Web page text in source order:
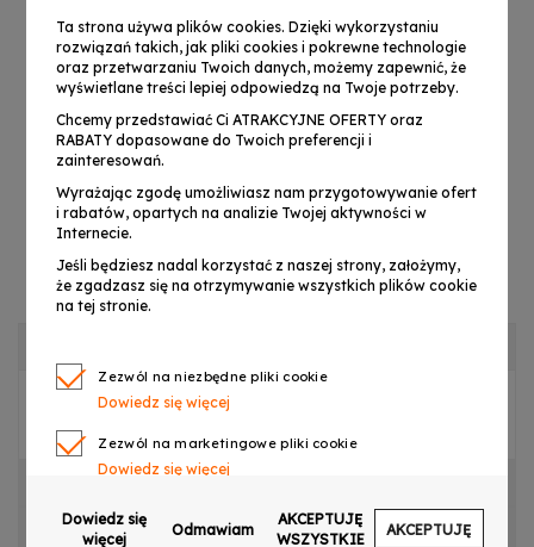
CECHY PRODUKTU
OPINIE
Ta strona używa plików cookies. Dzięki wykorzystaniu
rozwiązań takich, jak pliki cookies i pokrewne technologie
oraz przetwarzaniu Twoich danych, możemy zapewnić, że
wyświetlane treści lepiej odpowiedzą na Twoje potrzeby.
Chcemy przedstawiać Ci ATRAKCYJNE OFERTY oraz
RABATY dopasowane do Twoich preferencji i
zainteresowań.
Wyrażając zgodę umożliwiasz nam przygotowywanie ofert
i rabatów, opartych na analizie Twojej aktywności w
Internecie.
Jeśli będziesz nadal korzystać z naszej strony, założymy,
że zgadzasz się na otrzymywanie wszystkich plików cookie
na tej stronie.
Zezwól na niezbędne pliki cookie
Dowiedz się więcej
Zezwól na marketingowe pliki cookie
Dowiedz się więcej
Zezwól na pliki cookie dotyczące preferencji
Dowiedz się więcej
Dowiedz się
więcej
Odmawiam
AKCEPTUJĘ
WSZYSTKIE
AKCEPTUJĘ